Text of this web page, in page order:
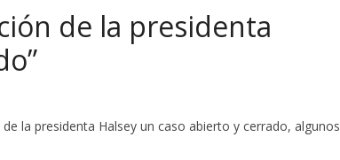
de la presidenta
la presidenta Halsey un caso abierto y cerrado, algunos